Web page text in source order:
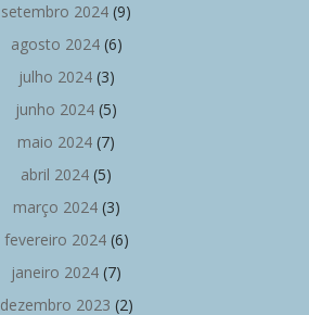
setembro 2024 (9)
agosto 2024(6)
julho 2024(3)
junho 2024 (5)
maio 2024 (7)
abril 2024 (5)
março 2024(3)
fevereiro 2024(6)
janeiro 2024 (7)
dezembro 2023 (2)